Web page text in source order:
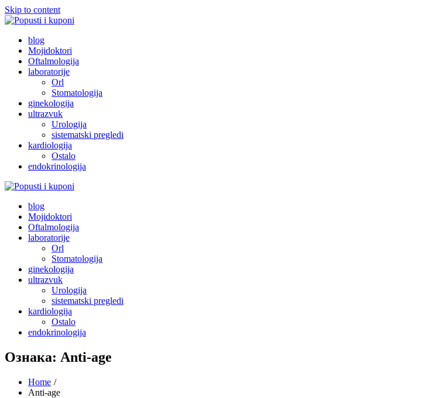
Skip to content
Popusti i kuponi
Popusti Beograd
blog
Mojidoktori
Oftalmologija
laboratorije
Orl
Stomatologija
ginekologija
ultrazvuk
Urologija
sistematski pregledi
kardiologija
Ostalo
endokrinologija
Popusti i kuponi
Popusti Beograd
blog
Mojidoktori
Oftalmologija
laboratorije
Orl
Stomatologija
ginekologija
ultrazvuk
Urologija
sistematski pregledi
kardiologija
Ostalo
endokrinologija
Ознака: Anti-age
Home
Anti-age